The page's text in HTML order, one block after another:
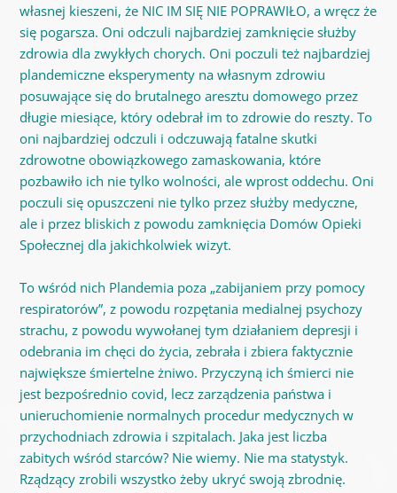
własnej kieszeni, że NIC IM SIĘ NIE POPRAWIŁO, a wręcz że
się pogarsza. Oni odczuli najbardziej zamknięcie służby
zdrowia dla zwykłych chorych. Oni poczuli też najbardziej
plandemiczne eksperymenty na własnym zdrowiu
posuwające się do brutalnego aresztu domowego przez
długie miesiące, który odebrał im to zdrowie do reszty. To
oni najbardziej odczuli i odczuwają fatalne skutki
zdrowotne obowiązkowego zamaskowania, które
pozbawiło ich nie tylko wolności, ale wprost oddechu. Oni
poczuli się opuszczeni nie tylko przez służby medyczne,
ale i przez bliskich z powodu zamknięcia Domów Opieki
Społecznej dla jakichkolwiek wizyt.
To wśród nich Plandemia poza „zabijaniem przy pomocy
respiratorów”, z powodu rozpętania medialnej psychozy
strachu, z powodu wywołanej tym działaniem depresji i
odebrania im chęci do życia, zebrała i zbiera faktycznie
największe śmiertelne żniwo. Przyczyną ich śmierci nie
jest bezpośrednio covid, lecz zarządzenia państwa i
unieruchomienie normalnych procedur medycznych w
przychodniach zdrowia i szpitalach. Jaka jest liczba
zabitych wśród starców? Nie wiemy. Nie ma statystyk.
Rządzący zrobili wszystko żeby ukryć swoją zbrodnię.